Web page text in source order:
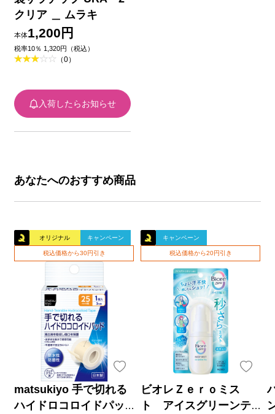
クリア ＿ ムラキ
本体1,200円
税率10％ 1,320円（税込）
（0）
入荷したらお知らせ
あなたへのおすすめ商品
オリジナル キャンペーン
税込価格から30円引き
matsukiyo 手で切れる
ハイドロコロイドパッ
キャンペーン
税込価格から20円引き
ビオレＺｅｒｏミス
ト アイスグリーンテ